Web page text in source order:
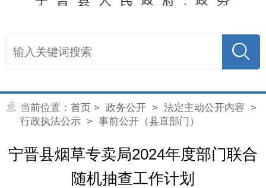
当前位置： 首页 > 政务公开> 法定主动公开内容 >
行政执法公示> 事前公开（县直部门）
宁晋县烟草专卖局2024年度部门联合
随机抽查工作计划